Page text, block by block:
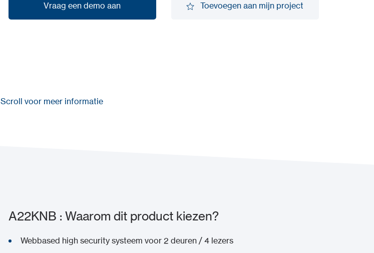
Vraag een demo aan Toevoegen aan mijn project
Scroll voor meer informatie
A22KNB : Waarom dit product kiezen?
Webbased high security systeem voor 2 deuren / 4 lezers